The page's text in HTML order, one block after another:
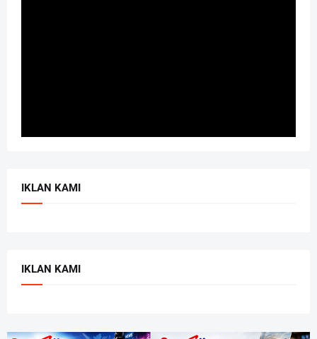
IKLAN KAMI
IKLAN KAMI